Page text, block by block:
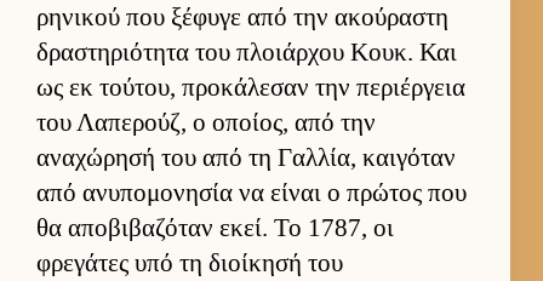
ρηνικού που ξέφυγε από την ακού­ραστη
δραστηριότητα του πλοιάρ­χου Κουκ. Και
ως εκ τού­του, προκάλεσαν την περιέρ­γεια
του Λαπερούζ, ο οποί­ος, από την
αναχώρησή του από τη Γαλ­λία, και­γόταν
από ανυπομονησία να εί­ναι ο πρώτος που
θα αποβιβαζόταν εκεί. Το 1787, οι
φρεγάτες υπό τη διοί­κησή του